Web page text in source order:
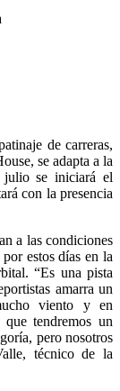
de carreras,
se adapta a la
se iniciará el
con la presencia
a las condiciones
estos días en la
“Es una pista
amarra un
viento y en
tendremos un
pero nosotros
técnico de la